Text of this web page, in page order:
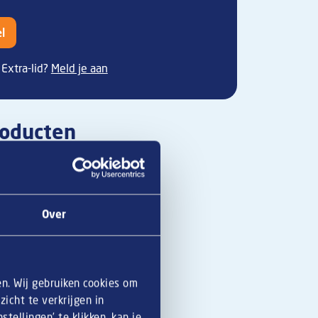
Over
Wij gebruiken cookies om
te verkrijgen in
lid? Meld je aan